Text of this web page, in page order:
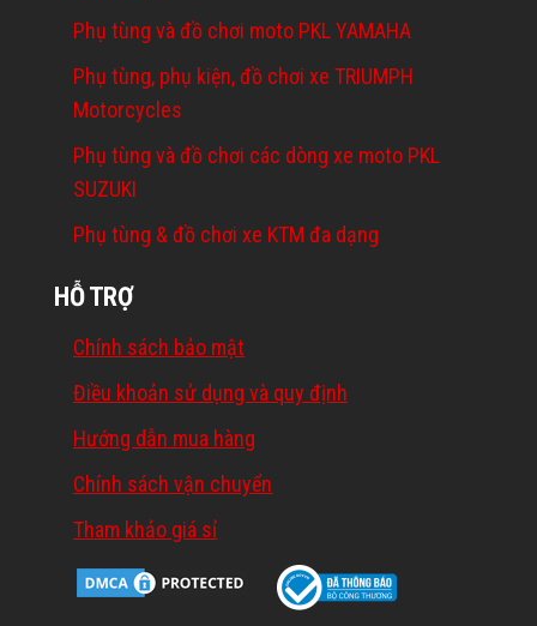
Phụ tùng và đồ chơi moto PKL YAMAHA
Phụ tùng, phụ kiện, đồ chơi xe TRIUMPH
Motorcycles
Phụ tùng và đồ chơi các dòng xe moto PKL
SUZUKI
Phụ tùng & đồ chơi xe KTM đa dạng
HỖ TRỢ
Chính sách bảo mật
Điều khoản sử dụng và quy định
Hướng dẫn mua hàng
Chính sách vận chuyển
Tham khảo giá sỉ